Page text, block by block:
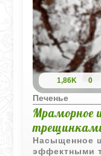
1,86K 0
Печенье
Мраморное
Насыщенное
эффектными